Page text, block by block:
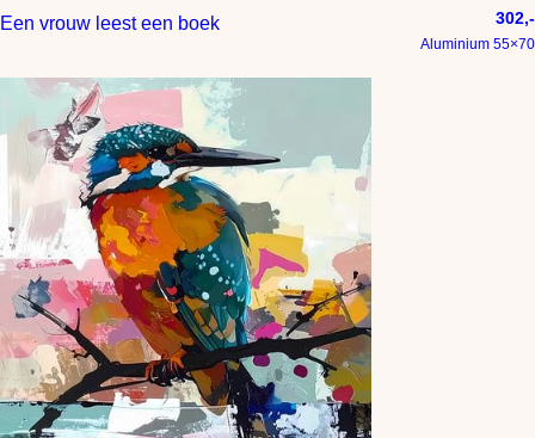
Een vrouw leest een boek 302,-
Aluminium 55×70